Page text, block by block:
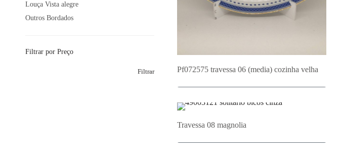
Louça Vista alegre
Outros Bordados
Filtrar por Preço
Filtrar Pf072575 travessa 06 (media) cozinha velha
Adicionar ao Orçamento
Travessa 08 magnolia